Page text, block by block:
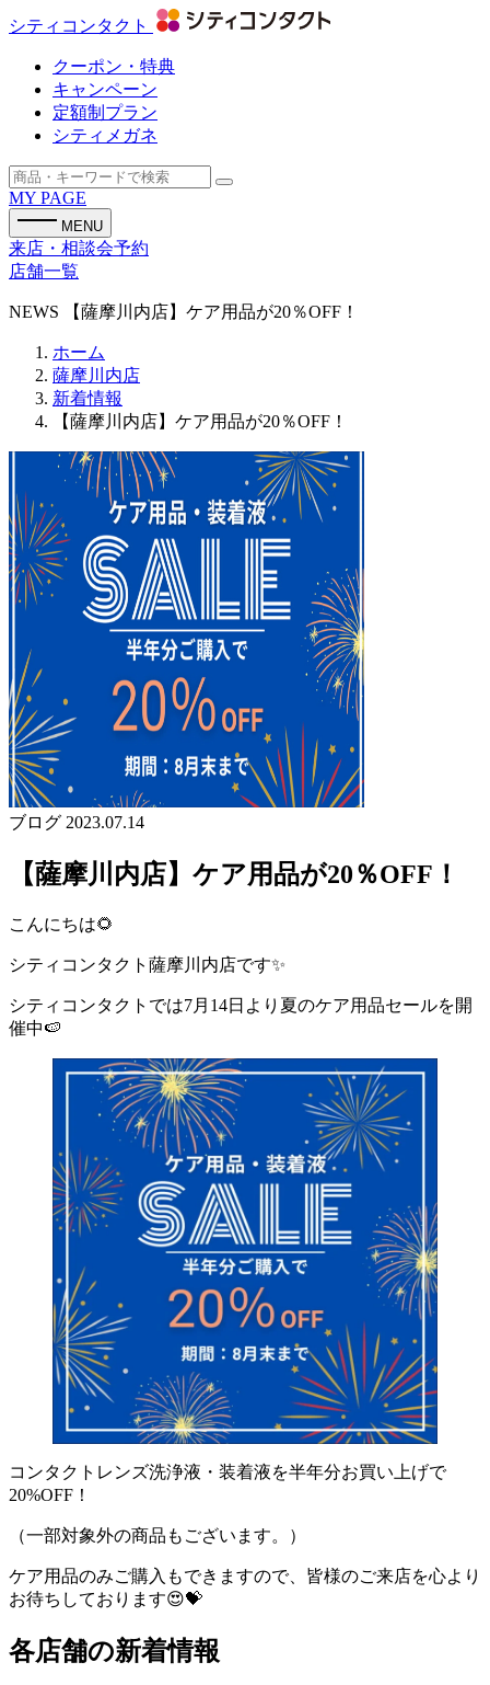
シティコンタクト
クーポン・特典
キャンペーン
定額制プラン
シティメガネ
MY PAGE
MENU
来店・相談会予約
店舗一覧
NEWS 【薩摩川内店】ケア用品が20％OFF！
ホーム
薩摩川内店
新着情報
【薩摩川内店】ケア用品が20％OFF！
ブログ 2023.07.14
【薩摩川内店】ケア用品が20％OFF！
こんにちは🌻
シティコンタクト薩摩川内店です✨
シティコンタクトでは7月14日より夏のケア用品セールを開
催中🍉
コンタクトレンズ洗浄液・装着液を半年分お買い上げで
20%OFF！
（一部対象外の商品もございます。）
ケア用品のみご購入もできますので、皆様のご来店を心より
お待ちしております😍💝
各店舗の新着情報